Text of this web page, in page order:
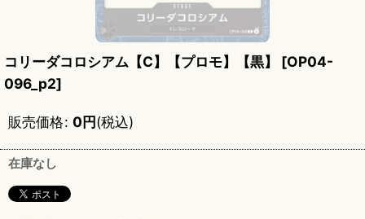
コリーダコロシアム【C】【プロモ】【黒】 [OP04-
096_p2]
販売価格: 0円(税込)
在庫なし